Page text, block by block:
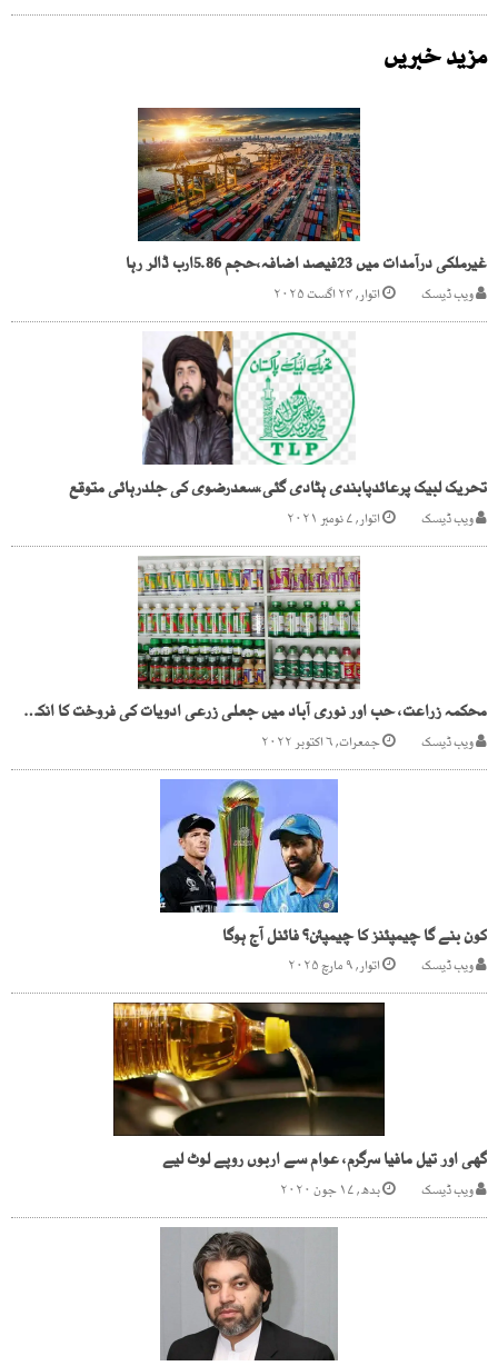
مزید خبریں
غیرملکی درآمدات میں 23فیصد اضافہ،حجم 5.86ارب ڈالر رہا
ویب ڈیسک اتوار, ۲۴ اگست ۲۰۲۵
تحریک لبیک پرعائدپابندی ہٹادی گئی،سعدرضوی کی جلدرہائی متوقع
ویب ڈیسک اتوار, ۷ نومبر ۲۰۲۱
محکمہ زراعت، حب اور نوری آباد میں جعلی زرعی ادویات کی فروخت کا انکشاف
ویب ڈیسک جمعرات, ۶ اکتوبر ۲۰۲۲
کون بنے گا چیمپئنز کا چیمپئن؟ فائنل آج ہوگا
ویب ڈیسک اتوار, ۹ مارچ ۲۰۲۵
گھی اور تیل مافیا سرگرم، عوام سے اربوں روپے لوٹ لیے
ویب ڈیسک بدھ, ۱۷ جون ۲۰۲۰